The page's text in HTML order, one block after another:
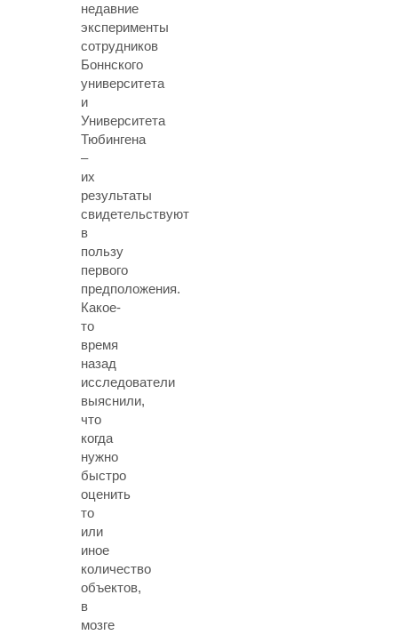
недавние
эксперименты
сотрудников
Боннского
университета
и
Университета
Тюбингена
–
их
результаты
свидетельствуют
в
пользу
первого
предположения.
Какое-
то
время
назад
исследователи
выяснили,
что
когда
нужно
быстро
оценить
то
или
иное
количество
объектов,
в
мозге